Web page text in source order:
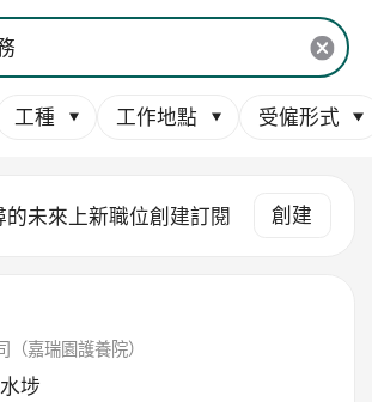
工種 工作地點 受僱形式
的未來上新職位創建訂閱 創建
嘉瑞園護養院）
埗